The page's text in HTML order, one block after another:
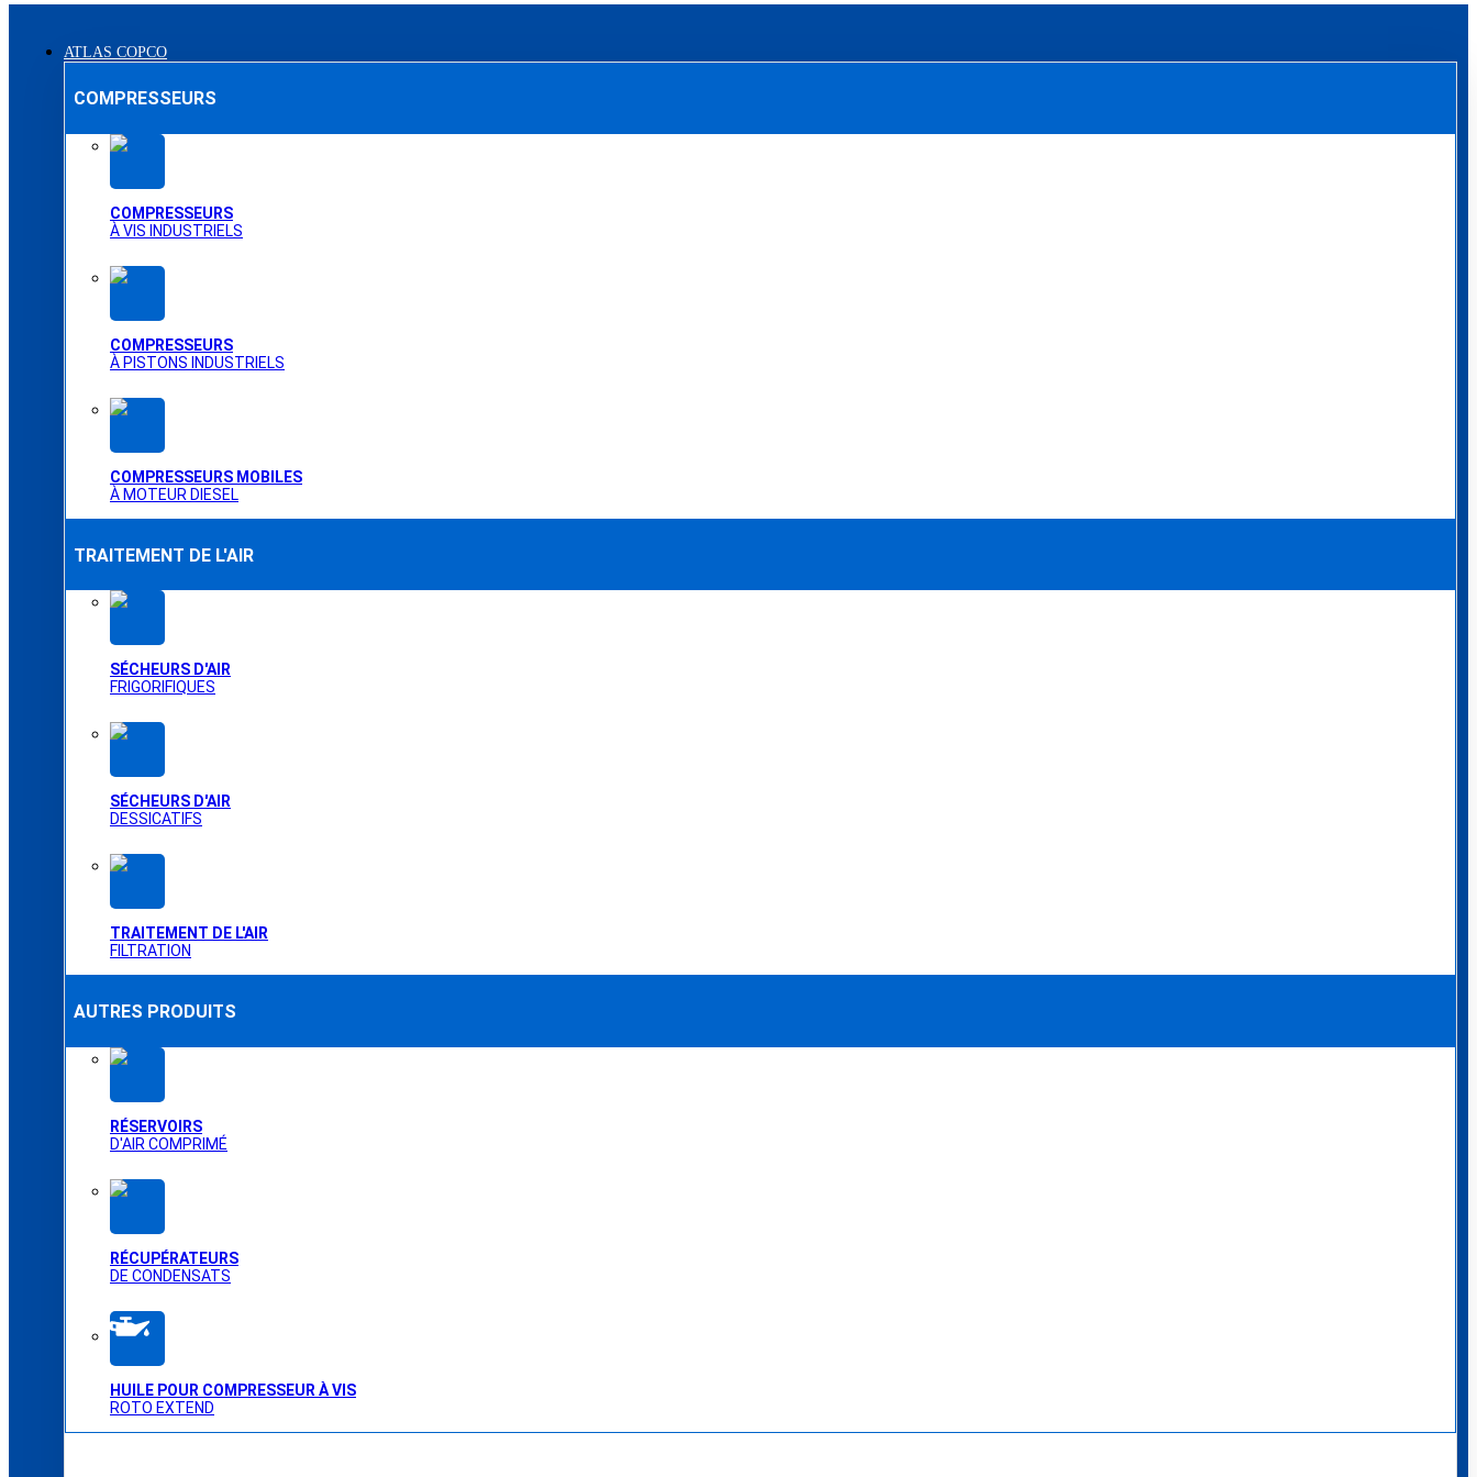
ATLAS COPCO
COMPRESSEURS
COMPRESSEURS
À VIS INDUSTRIELS
COMPRESSEURS
À PISTONS INDUSTRIELS
COMPRESSEURS MOBILES
À MOTEUR DIESEL
TRAITEMENT DE L'AIR
SÉCHEURS D'AIR
FRIGORIFIQUES
SÉCHEURS D'AIR
DESSICATIFS
TRAITEMENT DE L'AIR
FILTRATION
AUTRES PRODUITS
RÉSERVOIRS
D'AIR COMPRIMÉ
RÉCUPÉRATEURS
DE CONDENSATS
HUILE POUR COMPRESSEUR À VIS
ROTO EXTEND